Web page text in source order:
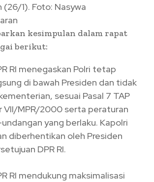
1). Foto: Nasywa
kesimpulan dalam rapat
berikut:
RI menegaskan Polri tetap
di bawah Presiden dan tidak
sesuai Pasal 7 TAP
VII/MPR/2000 serta peraturan
yang berlaku. Kapolri
diberhentikan oleh Presiden
DPR RI.
RI mendukung maksimalisasi